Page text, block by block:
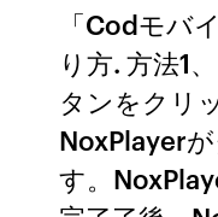
「Codモバ
り方. 方法1
タンをクリ
NoxPlayer
す。